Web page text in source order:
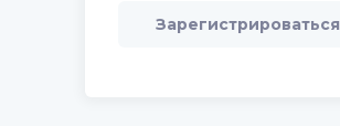
Зарегистрироваться